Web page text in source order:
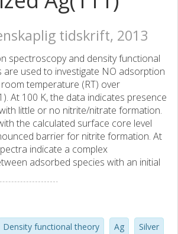
tidskrift, 2013
spectroscopy and density functional
are used to investigate NO adsorption
temperature (RT) over
At 100 K, the data indicates presence
little or no nitrite/nitrate formation.
the calculated surface core level
barrier for nitrite formation. At
indicate a complex
adsorbed species with an initial
results are best
like species.
Density functional theory Ag Silver